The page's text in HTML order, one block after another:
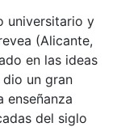
universitario y
(Alicante,
en las ideas
un gran
enseñanza
del siglo